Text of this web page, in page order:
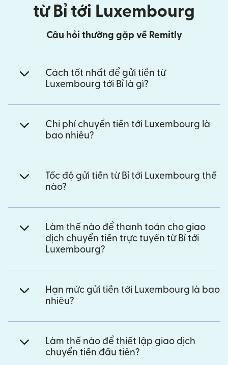
từ Bỉ tới Luxembourg
Câu hỏi thường gặp về Remitly
Cách tốt nhất để gửi tiền từ
Luxembourg tới Bỉ là gì?
Chi phí chuyển tiền tới Luxembourg là
bao nhiêu?
Tốc độ gửi tiền từ Bỉ tới Luxembourg thế
nào?
Làm thế nào để thanh toán cho giao
dịch chuyển tiền trực tuyến từ Bỉ tới
Luxembourg?
Hạn mức gửi tiền tới Luxembourg là bao
nhiêu?
Làm thế nào để thiết lập giao dịch
chuyển tiền đầu tiên?